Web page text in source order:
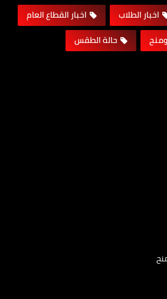
اخبار الطلاب
اخبار القطاع العام
حالة الطقس